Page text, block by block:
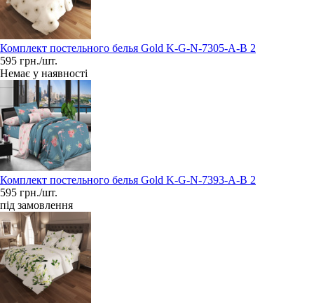
Комплект постельного белья Gold K-G-N-7305-A-B 2
595 грн./шт.
Немає у наявності
Комплект постельного белья Gold K-G-N-7393-A-B 2
595 грн./шт.
під замовлення